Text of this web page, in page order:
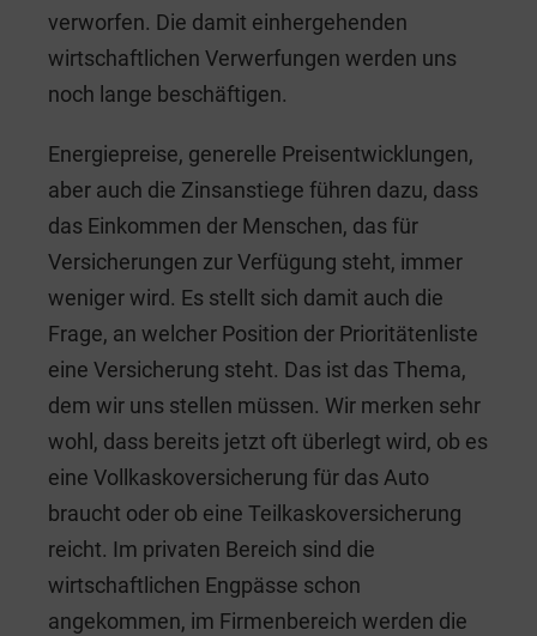
verworfen. Die damit einhergehenden
wirtschaftlichen Verwerfungen werden uns
noch lange beschäftigen.
Energiepreise, generelle Preisentwicklungen,
aber auch die Zinsanstiege führen dazu, dass
das Einkommen der Menschen, das für
Versicherungen zur Verfügung steht, immer
weniger wird. Es stellt sich damit auch die
Frage, an welcher Position der Prioritätenliste
eine Versicherung steht. Das ist das Thema,
dem wir uns stellen müssen. Wir merken sehr
wohl, dass bereits jetzt oft überlegt wird, ob es
eine Vollkaskoversicherung für das Auto
braucht oder ob eine Teilkaskoversicherung
reicht. Im privaten Bereich sind die
wirtschaftlichen Engpässe schon
angekommen, im Firmenbereich werden die